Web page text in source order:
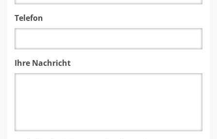
Telefon
Ihre Nachricht